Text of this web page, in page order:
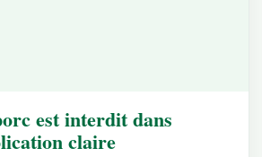
est interdit dans
claire